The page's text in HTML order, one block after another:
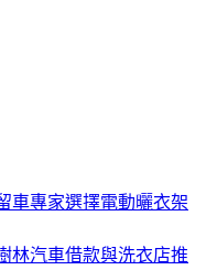
車專家選擇電動曬衣架
林汽車借款與洗衣店推